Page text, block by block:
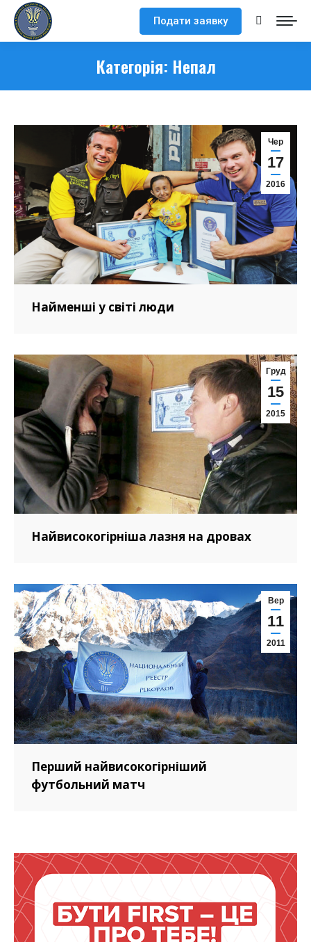
Подати заявку Search:
Категорія: Непал
Чер
17
2016
Найменші у світі люди
Груд
15
2015
Найвисокогірніша лазня на дровах
Вер
11
2011
Перший найвисокогірніший
футбольний матч